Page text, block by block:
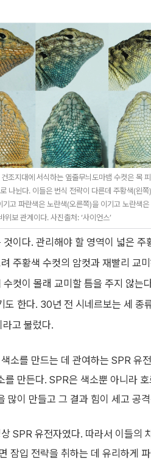
조지대에 서식하는 옆줄무늬도마뱀 수컷은 목 피
나뉜다. 이들은 번식 전략이 다른데 주황색(왼쪽
기고 파란색은 노란색(오른쪽)을 이기고 노란색
위보 관계이다. 사진출처: ‘사이언스’
이다. 관리해야 할 영역이 넓은 주
주황색 수컷의 암컷과 재빨리 교
컷이 몰래 교미할 틈을 주지 않는
한다. 30년 전 시네르보는 세 종
고 불렀다.
소를 만드는 데 관여하는 SPR 유
만든다. SPR은 색소뿐 아니라
많이 만들고 그 결과 힘이 세고 공
SPR 유전자였다. 따라서 이들의
잠입 전략을 취하는 데 유리하게